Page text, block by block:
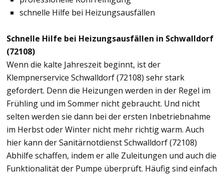
schnelle Hilfe bei Heizungsausfällen
Schnelle Hilfe bei Heizungsausfällen in Schwalldorf
(72108)
Wenn die kalte Jahreszeit beginnt, ist der
Klempnerservice Schwalldorf (72108) sehr stark
gefordert. Denn die Heizungen werden in der Regel im
Frühling und im Sommer nicht gebraucht. Und nicht
selten werden sie dann bei der ersten Inbetriebnahme
im Herbst oder Winter nicht mehr richtig warm. Auch
hier kann der Sanitärnotdienst Schwalldorf (72108)
Abhilfe schaffen, indem er alle Zuleitungen und auch die
Funktionalität der Pumpe überprüft. Häufig sind einfach